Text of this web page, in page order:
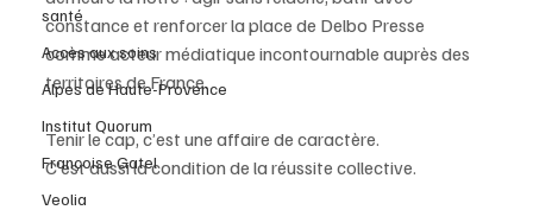
santé
Accès aux soins
Alpes de Haute-Provence
Institut Quorum
Françoise Gatel
Veolia
constance et renforcer la place de Delbo Presse
comme acteur médiatique incontournable auprès des
territoires de France.
Tenir le cap, c’est une affaire de caractère.
C’est aussi la condition de la réussite collective.